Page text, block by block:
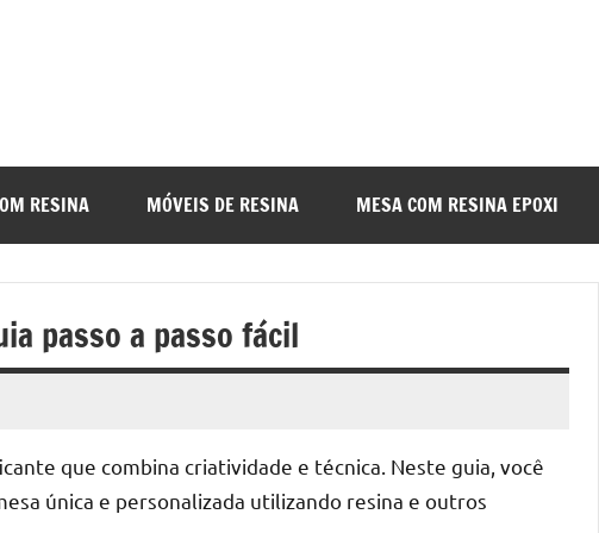
RESINA MÓVEIS DE RESINA MESA COM RESINA EPOXI
passo a passo fácil
que combina criatividade e técnica. Neste guia, você
única e personalizada utilizando resina e outros